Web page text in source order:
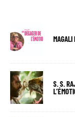
MAGALI
S. S.